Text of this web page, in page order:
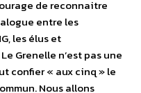
de reconnaitre
entre les
les élus et
Grenelle n’est pas une
confier « aux cinq » le
Nous allons